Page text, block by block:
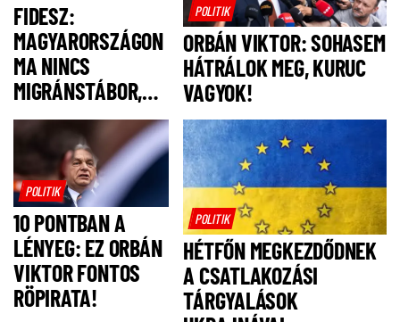
FIDESZ:
MAGYARORSZÁGON
MA NINCS
MIGRÁNSTÁBOR,
FELSZÓLÍTJUK
MAGYAR PÉTERT,
HOGY NE IS
LEGYEN!
POLITIK
ORBÁN VIKTOR: SOHASEM
HÁTRÁLOK MEG, KURUC
VAGYOK!
POLITIK
10 PONTBAN A
LÉNYEG: EZ ORBÁN
VIKTOR FONTOS
RÖPIRATA!
POLITIK
HÉTFŐN MEGKEZDŐDNEK
A CSATLAKOZÁSI
TÁRGYALÁSOK